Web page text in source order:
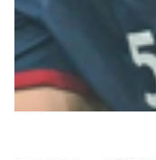
Helan x Genoa
Isolani x Genoa